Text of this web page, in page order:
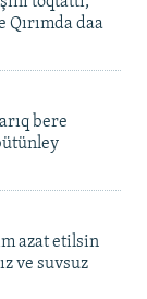
daa
bere
azat etilsin
ve suvsuz